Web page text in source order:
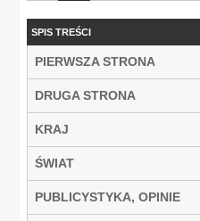
SPIS TREŚCI
PIERWSZA STRONA
DRUGA STRONA
KRAJ
ŚWIAT
PUBLICYSTYKA, OPINIE